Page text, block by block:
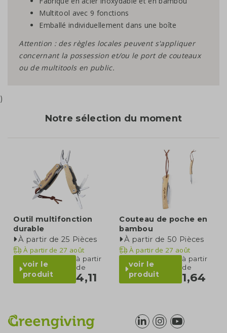
Multitool avec 9 fonctions
Emballé individuellement dans une boîte
Attention : des règles locales peuvent s'appliquer
concernant la possession et/ou le port de couteaux
ou de multitools en public.
)
Notre sélection du moment
Outil multifonction
durable
À partir de 25 Pièces
À partir de 27 août
voir le
produit
à partir
de
4,11
Couteau de poche en
bambou
À partir de 50 Pièces
À partir de 27 août
voir le
produit
à partir
de
1,64